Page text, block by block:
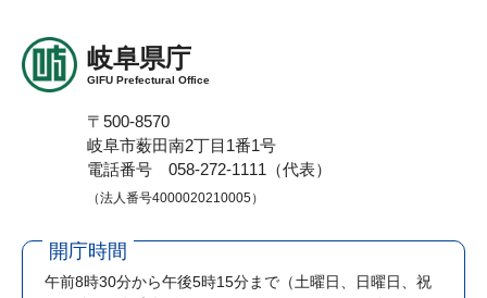
岐阜県庁
GIFU Prefectural Office
〒500-8570
岐阜市薮田南2丁目1番1号
電話番号 058-272-1111（代表）
（法人番号4000020210005）
開庁時間
午前8時30分から午後5時15分まで （土曜日、日曜日、祝